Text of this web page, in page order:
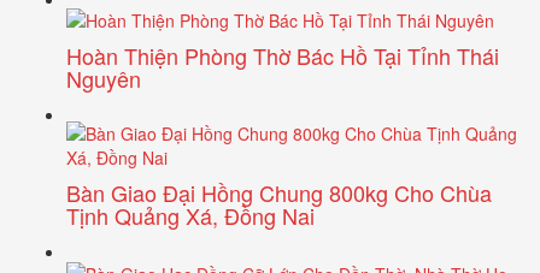
Hoàn Thiện Phòng Thờ Bác Hồ Tại Tỉnh Thái
Nguyên
Bàn Giao Đại Hồng Chung 800kg Cho Chùa
Tịnh Quảng Xá, Đồng Nai